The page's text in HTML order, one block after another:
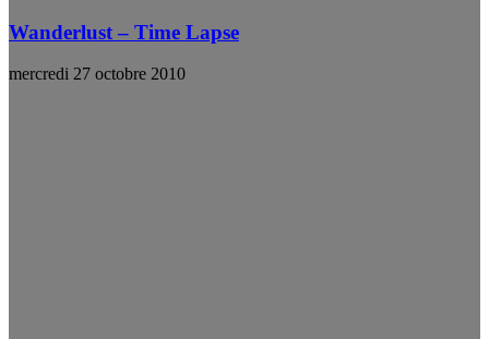
Wanderlust – Time Lapse
mercredi 27 octobre 2010